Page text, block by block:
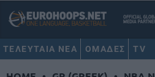
ΤΕΛΕΥΤΑΙΑ ΝΕΑ ΟΜΑΔΕΣ TV